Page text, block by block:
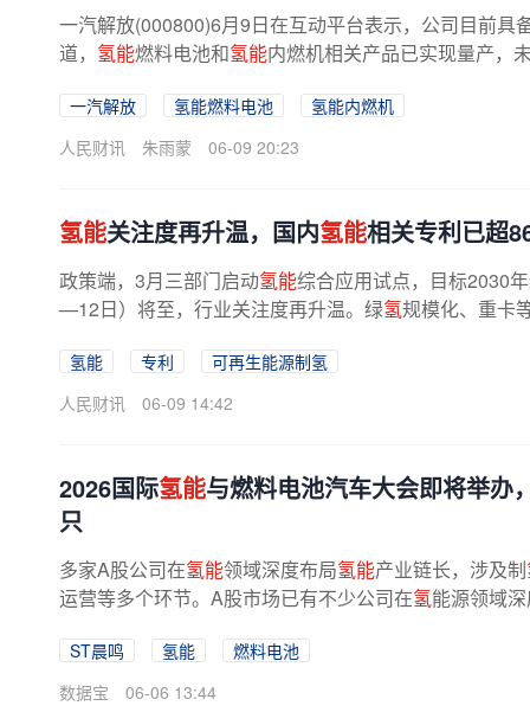
一汽解放(000800)6月9日在互动平台表示，公司目前
道， 氢能燃料电池和氢能内燃机相关产品已实现量产，
一汽解放 氢能燃料电池
氢能内燃机
人民财讯
朱雨蒙 06-09 20:23
氢能关注度再升温，国内氢能相关专利已超
政策端，3月三部门启动氢能综合应用试点，目标2030
—12日）将至，行业关注度再升温。绿氢规模化、重卡
氢能 专利
可再生能源制氢
人民财讯
06-09 14:42
2026国际氢能与燃料电池汽车大会即将举办
只
多家A股公司在氢能领域深度布局氢能产业链长，涉及制
运营等多个环节。A股市场已有不少公司在氢能源领域
ST晨鸣 氢能
燃料电池
数据宝
06-06 13:44